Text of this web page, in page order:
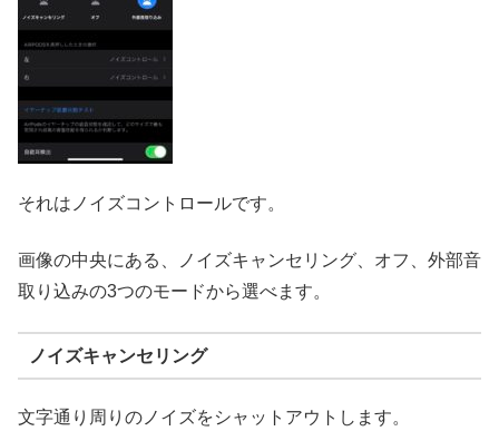
それはノイズコントロールです。
画像の中央にある、ノイズキャンセリング、オフ、外部音
取り込みの3つのモードから選べます。
ノイズキャンセリング
文字通り周りのノイズをシャットアウトします。